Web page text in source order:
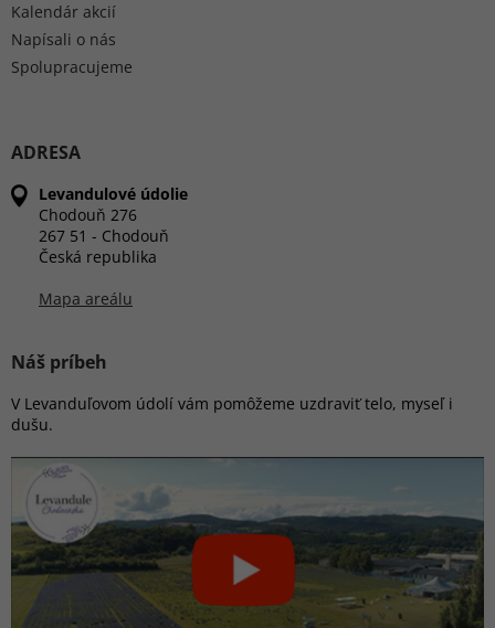
Kalendár akcií
Napísali o nás
Spolupracujeme
ADRESA
Levandulové údolie
Chodouň 276
267 51 - Chodouň
Česká republika
Mapa areálu
Náš príbeh
V Levanduľovom údolí vám pomôžeme uzdraviť telo, myseľ i
dušu.